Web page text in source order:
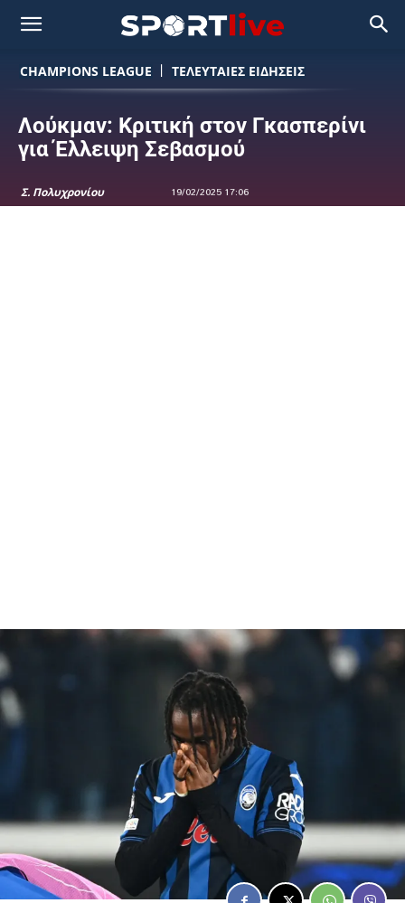
CHAMPIONS LEAGUE ΤΕΛΕΥΤΑΙΕΣ ΕΙΔΗΣΕΙΣ
Λούκμαν: Κριτική στον Γκασπερίνι
για Έλλειψη Σεβασμού
Σ. Πολυχρονίου 19/02/2025 17:06